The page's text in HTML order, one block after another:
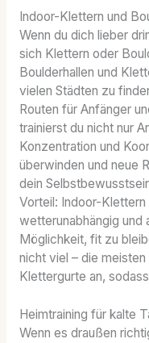
Indoor-Klettern und
Wenn du dich lieber
sich Klettern oder
Boulderhallen und
vielen Städten zu
Routen für Anfänger
trainierst du nicht nur
Konzentration und
überwinden und neue
dein
Vorteil: Indoor-Klettern
wetterunabhängig und
Möglichkeit, fit zu
nicht viel – die
Klettergurte an,
Heimtraining für kalte
Wenn es draußen